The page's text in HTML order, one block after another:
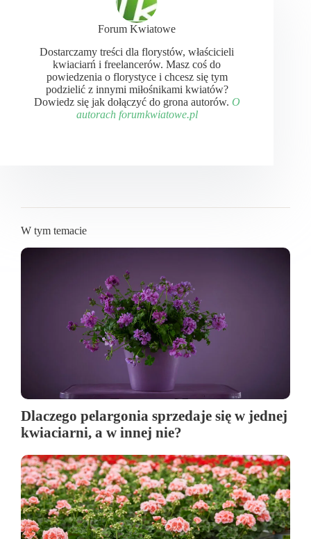
Forum Kwiatowe
Dostarczamy treści dla florystów, właścicieli
kwiaciarń i freelancerów. Masz coś do
powiedzenia o florystyce i chcesz się tym
podzielić z innymi miłośnikami kwiatów?
Dowiedz się jak dołączyć do grona autorów. O
autorach forumkwiatowe.pl
W tym temacie
Dlaczego pelargonia sprzedaje się w jednej
kwiaciarni, a w innej nie?